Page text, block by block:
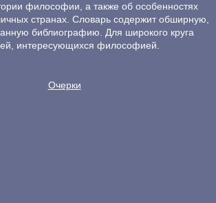
философии, а также об особенностях
странах. Словарь содержит обширную,
библиографию. Для широкого круга
интересующихся философией.
Очерки